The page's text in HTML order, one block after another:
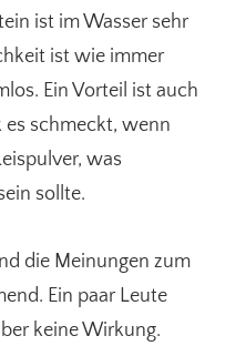
ist im Wasser sehr
ist wie immer
Ein Vorteil ist auch
es schmeckt, wenn
was
sollte.
die Meinungen zum
Ein paar Leute
keine Wirkung.